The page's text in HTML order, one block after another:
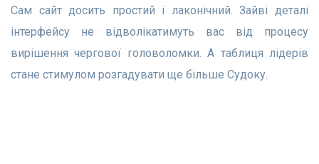
Сам сайт досить простий і лаконічний. Зайві деталі
інтерфейсу не відволікатимуть вас від процесу
вирішення чергової головоломки. А таблиця лідерів
стане стимулом розгадувати ще більше Судоку.